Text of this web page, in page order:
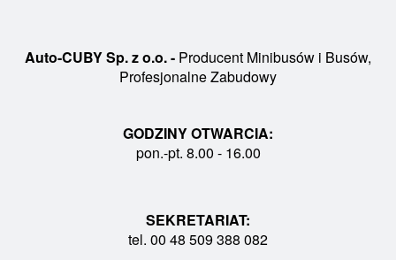
Auto-CUBY Sp. z o.o. - Producent Minibusów i Busów,
Profesjonalne Zabudowy
GODZINY OTWARCIA:
pon.-pt. 8.00 - 16.00
SEKRETARIAT:
tel. 00 48 509 388 082